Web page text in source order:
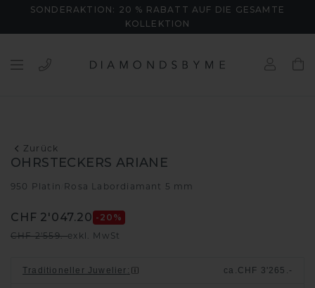
SONDERAKTION: 20 % RABATT AUF DIE GESAMTE
KOLLEKTION
Zurück
OHRSTECKERS ARIANE
950 Platin Rosa Labordiamant 5 mm
CHF 2'047.20 -20 %
CHF 2'559.-exkl. MwSt
Traditioneller Juwelier : ca. CHF 3'265.-